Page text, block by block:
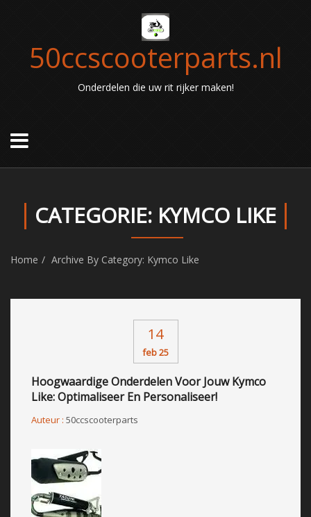
50ccscooterparts.nl
Onderdelen die uw rit rijker maken!
CATEGORIE: KYMCO LIKE
Home Archive By Category: Kymco Like
14
feb 25
Hoogwaardige Onderdelen Voor Jouw Kymco
Like: Optimaliseer En Personaliseer!
Auteur : 50ccscooterparts